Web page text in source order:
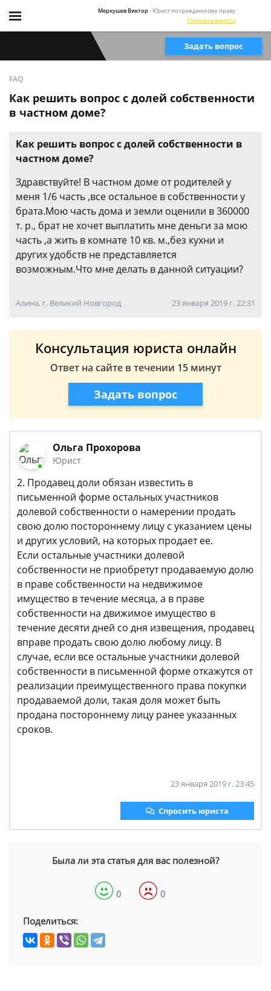
Меркушев Виктор- Юрист по гражданскому праву
Спросить юриста
Задать вопрос
FAQ
Как решить вопрос с долей собственности
в частном доме?
Как решить вопрос с долей собственности в
частном доме?
Здравствуйте! В частном доме от родителей у
меня 1/6 часть ,все остальное в собственности у
брата.Мою часть дома и земли оценили в 360000
т. р., брат не хочет выплатить мне деньги за мою
часть ,а жить в комнате 10 кв. м.,без кухни и
других удобств не представляется
возможным.Что мне делать в данной ситуации?
Алина, г. Великий Новгород 23 января 2019 г. 22:31
Консультация юриста онлайн
Ответ на сайте в течении 15 минут
Задать вопрос
Ольга Прохорова
Юрист
2. Продавец доли обязан известить в
письменной форме остальных участников
долевой собственности о намерении продать
свою долю постороннему лицу с указанием цены
и других условий, на которых продает ее.
Если остальные участники долевой
собственности не приобретут продаваемую долю
в праве собственности на недвижимое
имущество в течение месяца, а в праве
собственности на движимое имущество в
течение десяти дней со дня извещения, продавец
вправе продать свою долю любому лицу. В
случае, если все остальные участники долевой
собственности в письменной форме откажутся от
реализации преимущественного права покупки
продаваемой доли, такая доля может быть
продана постороннему лицу ранее указанных
сроков.
23 января 2019 г. 23:45
Спросить юриста
Была ли эта статья для вас полезной?
0 0
Поделиться: